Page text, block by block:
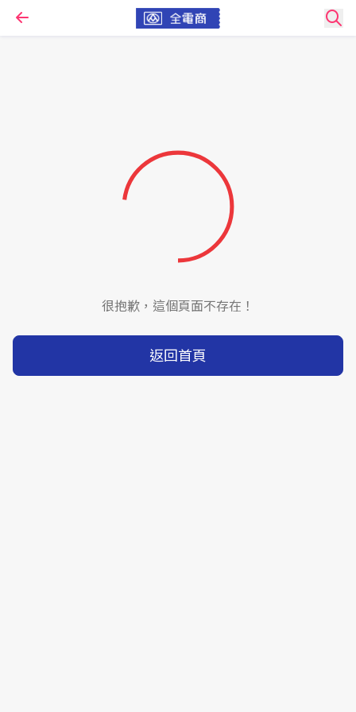
很抱歉，這個頁面不存在！
返回首頁